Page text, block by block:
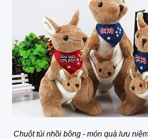
Chuột túi nhồi bông - món quà lưu